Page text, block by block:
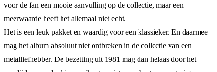
voor de fan een mooie aanvulling op de collectie, maar een
meerwaarde heeft het allemaal niet echt.
Het is een leuk pakket en waardig voor een klassieker. En daarmee
mag het album absoluut niet ontbreken in de collectie van een
metalliefhebber. De bezetting uit 1981 mag dan helaas door het